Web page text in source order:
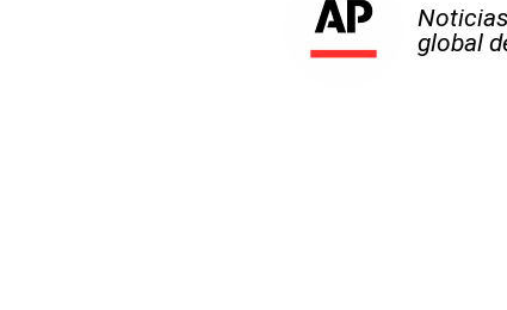
global